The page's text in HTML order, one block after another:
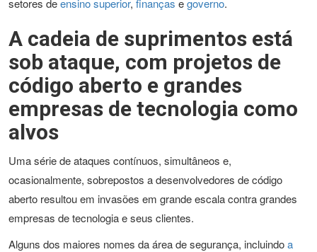
setores deensino superior, finanças egoverno.
A cadeia de suprimentos está
sob ataque, com projetos de
código aberto e grandes
empresas de tecnologia como
alvos
Uma série de ataques contínuos, simultâneos e,
ocasionalmente, sobrepostos a desenvolvedores de código
aberto resultou em invasões em grande escala contra grandes
empresas de tecnologia e seus clientes.
Alguns dos maiores nomes da área de segurança, incluindoa